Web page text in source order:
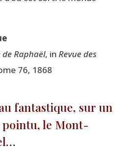
Raphaël, in Revue des
76, 1868
fantastique, sur un
le Mont-